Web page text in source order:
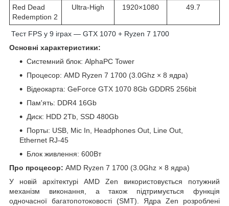
Red Dead
Redemption 2
Ultra-High 1920×1080 49.7
Тест FPS у 9 іграх — GTX 1070 + Ryzen 7 1700
Основні характеристики:
Системний блок: AlphaPC Tower
Процесор: AMD Ryzen 7 1700 (3.0Ghz × 8 ядра)
Відеокарта: GeForce GTX 1070 8Gb GDDR5 256bit
Пам'ять: DDR4 16Gb
Диск: HDD 2Tb, SSD 480Gb
Порты: USB, Mic In, Headphones Out, Line Out,
Ethernet RJ-45
Блок живлення: 600Вт
Про процесор: AMD Ryzen 7 1700 (3.0Ghz × 8 ядра)
У новій архітектурі AMD Zen використовується потужний
механізм виконання, а також підтримується функція
одночасної багатопотоковості (SMT). Ядра Zen розроблені